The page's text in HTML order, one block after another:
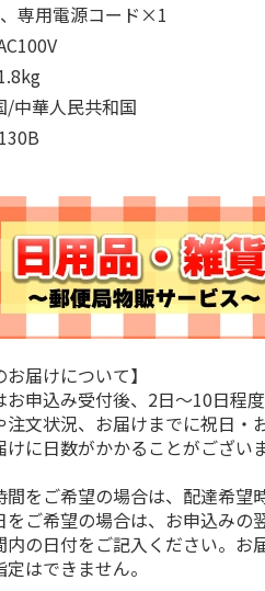
ドジャース 大谷翔
平 日本人最多53試
専用電源コード×1
中華人民共和国
お届けについて】
申込み受付後、2日～10日程度
文状況、お届けまでに祝日・
けに日数がかかることがござい
をご希望の場合は、配達希望
ご希望の場合は、お申込みの
内の日付をご記入ください。お
はできません。